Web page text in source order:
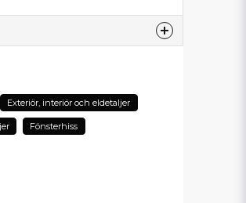
Exteriör, interiör och eldetaljer
Fönsterhiss